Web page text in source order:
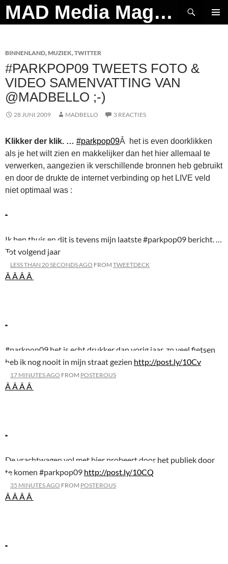
Ga
naar
MAD Media Magazine
Zoeken
BINNENLAND,MUZIEK,TWITTER
#PARKPOP09 TWEETS FOTO &
VIDEO SAMENVATTING VAN
@MADBELLO ;-)
28 JUNI 2009 MADBELLO 3 REACTIES
Klikker der klik. … #parkpop09Â het is even doorklikken
als je het wilt zien en makkelijker dan het hier allemaal te
verwerken, aangezien ik verschillende bronnen heb gebruikt
en door de drukte de internet verbinding op het LIVE veld
niet optimaal was :
Ik ben thuis en dit is tevens mijn laatste #parkpop09 bericht. …
Tot volgend jaar
LESS THAN 20 SECONDS AGO FROM TWEETDECK
Â ÂÂ Â
#parkpop09 het is echt drukker dan vorig jaar, zo veel fietsen
heb ik nog nooit in mijn straat gezien http://post.ly/10Cv
17 MINUTES AGO FROM POSTEROUS
Â ÂÂ Â
De vrachtwagen vol met bier probeert door het publiek door
te komen #parkpop09 http://post.ly/10CQ
35 MINUTES AGO FROM POSTEROUS
Â ÂÂ Â